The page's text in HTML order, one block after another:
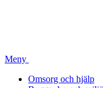
Meny
Omsorg och hjälp